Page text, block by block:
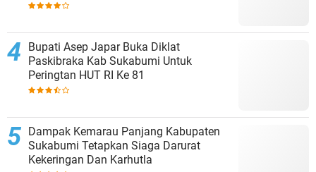
Bupati Asep Japar Buka Diklat
Paskibraka Kab Sukabumi Untuk
Peringtan HUT RI Ke 81
Dampak Kemarau Panjang Kabupaten
Sukabumi Tetapkan Siaga Darurat
Kekeringan Dan Karhutla